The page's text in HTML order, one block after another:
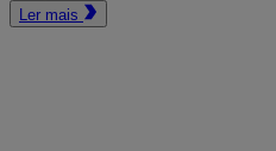
Ler mais